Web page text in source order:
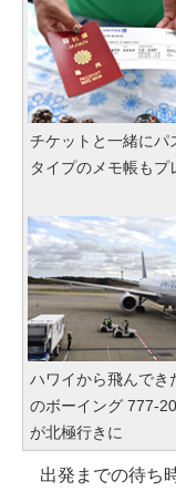
チケットと一緒にパ
タイプのメモ帳もプ
ハワイから飛んでき
のボーイング 777-
が北極行きに
出発までの待ち